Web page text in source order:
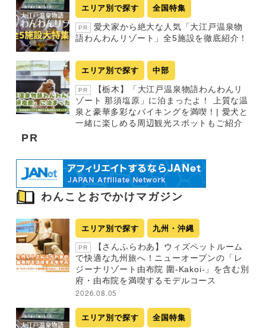
エリア別で探す 全国特集
PR
愛犬家から絶大な人気「大江戸温泉物
語わんわんリゾート」全5施設を徹底紹介！
エリア別で探す 中部
PR
【栃木】「大江戸温泉物語わんわんリ
ゾート 那須塩原」に泊まったよ！ 上質な温
泉と豪華多彩なバイキングを満喫！| 愛犬と
一緒に楽しめる周辺観光スポットもご紹介
PR
わんことおでかけマガジン
エリア別で探す 九州・沖縄
PR
【さんふらわあ】ウィズペットルーム
で快適な九州旅へ！ニューオープンの「レ
ジーナリゾート由布院 圍-Kakoi-」を含む別
府・由布院を満喫するモデルコース
2026.08.05
エリア別で探す 全国特集